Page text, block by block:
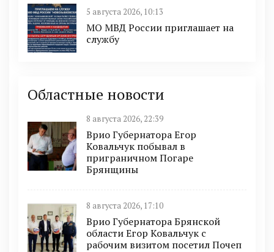
5 августа 2026, 10:13
МО МВД России приглашает на
службу
Областные новости
8 августа 2026, 22:39
Врио Губернатора Егор
Ковальчук побывал в
приграничном Погаре
Брянщины
8 августа 2026, 17:10
Врио Губернатора Брянской
области Егор Ковальчук с
рабочим визитом посетил Почеп